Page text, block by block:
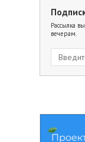
Рассылка
вечерам.